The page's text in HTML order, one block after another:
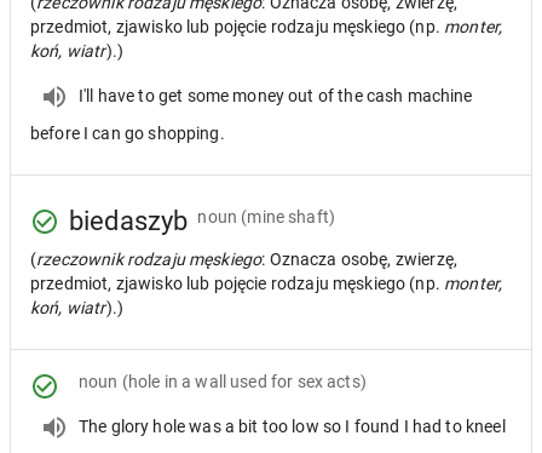
przedmiot, zjawisko lub pojęcie rodzaju męskiego (np. monter,
koń, wiatr).)
I'll have to get some money out of the cash machine
before I can go shopping.
biedaszyb noun (mine shaft)
(rzeczownik rodzaju męskiego: Oznacza osobę, zwierzę,
przedmiot, zjawisko lub pojęcie rodzaju męskiego (np. monter,
koń, wiatr).)
noun (hole in a wall used for sex acts)
The glory hole was a bit too low so I found I had to kneel